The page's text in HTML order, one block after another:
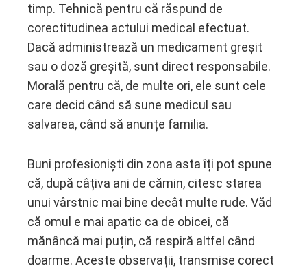
timp. Tehnică pentru că răspund de
corectitudinea actului medical efectuat.
Dacă administrează un medicament greșit
sau o doză greșită, sunt direct responsabile.
Morală pentru că, de multe ori, ele sunt cele
care decid când să sune medicul sau
salvarea, când să anunțe familia.
Buni profesioniști din zona asta îți pot spune
că, după câțiva ani de cămin, citesc starea
unui vârstnic mai bine decât multe rude. Văd
că omul e mai apatic ca de obicei, că
mănâncă mai puțin, că respiră altfel când
doarme. Aceste observații, transmise corect